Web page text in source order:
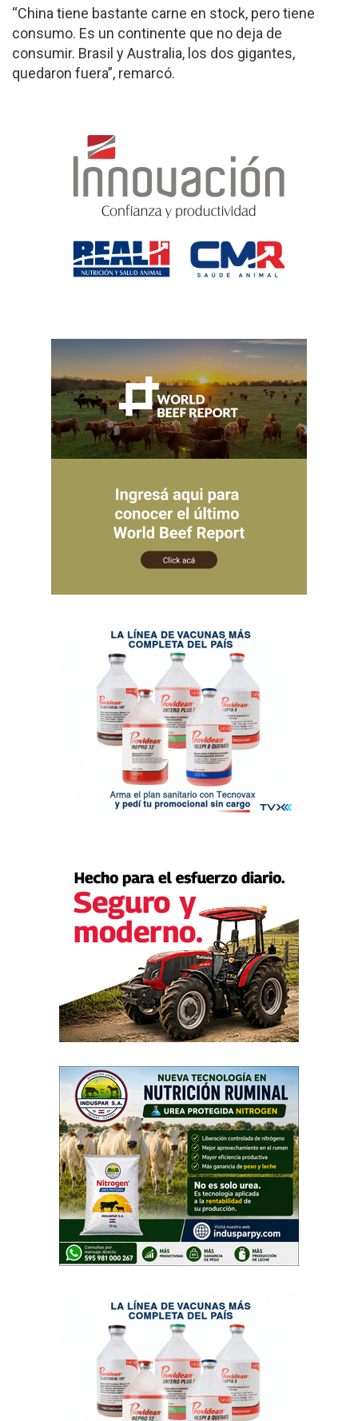
“China tiene bastante carne en stock, pero tiene
consumo. Es un continente que no deja de
consumir. Brasil y Australia, los dos gigantes,
quedaron fuera”, remarcó.